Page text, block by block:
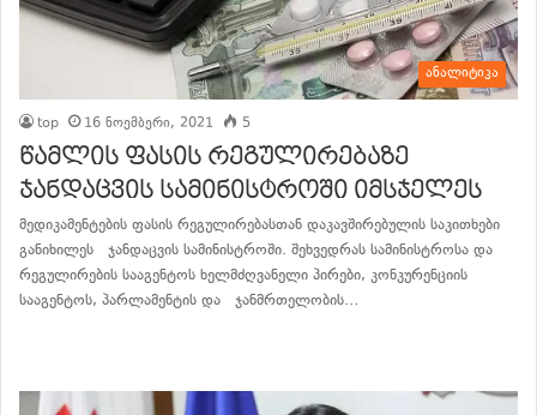
ანალიტიკა
top 16 ნოემბერი, 2021 5
წამლის ფასის რეგულირებაზე
ჯანდაცვის სამინისტროში იმსჯელეს
მედიკამენტების ფასის რეგულირებასთან დაკავშირებულის საკითხები
განიხილეს ჯანდაცვის სამინისტროში. შეხვედრას სამინისტროსა და
რეგულირების სააგენტოს ხელმძღვანელი პირები, კონკურენციის
სააგენტოს, პარლამენტის და ჯანმრთელობის…